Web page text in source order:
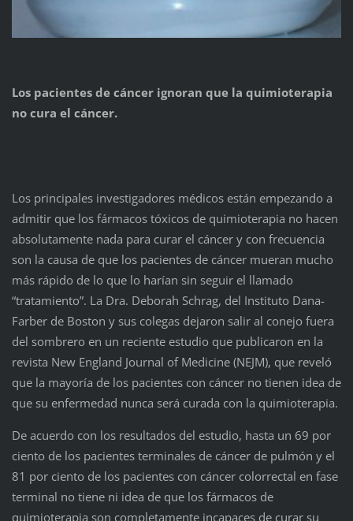
Los pacientes de cáncer ignoran que la quimioterapia
no cura el cáncer.
Los principales investigadores médicos están empezando a
admitir que los fármacos tóxicos de quimioterapia no hacen
absolutamente nada para curar el cáncer y con frecuencia
son la causa de que los pacientes de cáncer mueran mucho
más rápido de lo que lo harían sin seguir el llamado
“tratamiento”. La Dra. Deborah Schrag, del Instituto Dana-
Farber de Boston y sus colegas dejaron salir al conejo fuera
del sombrero en un reciente estudio que publicaron en la
revista New England Journal of Medicine (NEJM), que reveló
que la mayoría de los pacientes con cáncer no tienen idea de
que su enfermedad nunca será curada con la quimioterapia.
De acuerdo con los resultados del estudio, hasta un 69 por
ciento de los pacientes terminales de cáncer de pulmón y el
81 por ciento de los pacientes con cáncer colorrectal en fase
terminal no tiene ni idea de que los fármacos de
quimioterapia son completamente incapaces de curar su